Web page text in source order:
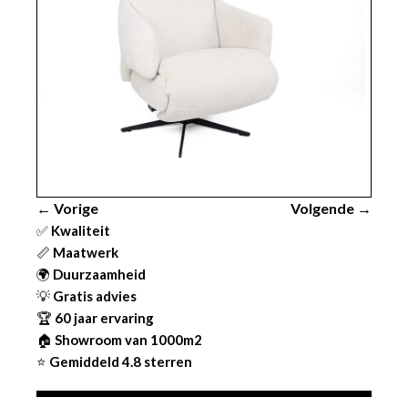
← Vorige Volgende →
✅ Kwaliteit
📏 Maatwerk
🌍 Duurzaamheid
💡 Gratis advies
🏆 60 jaar ervaring
🏠 Showroom van 1000m2
⭐ Gemiddeld 4.8 sterren